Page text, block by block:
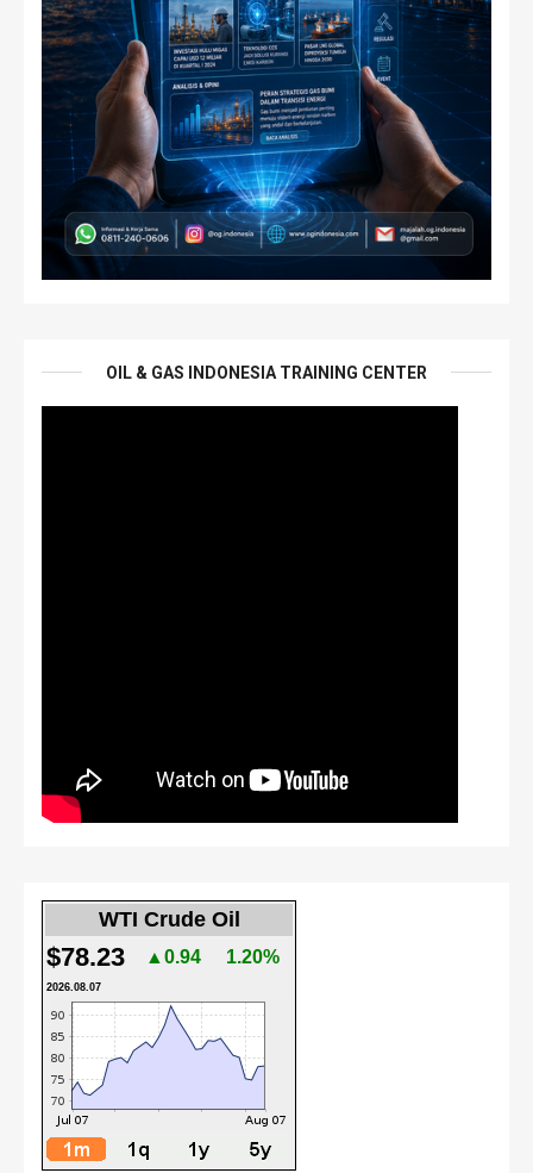
OIL & GAS INDONESIA TRAINING CENTER
WTI Crude Oil
$78.23 ▲0.94 1.20%
2026.08.07